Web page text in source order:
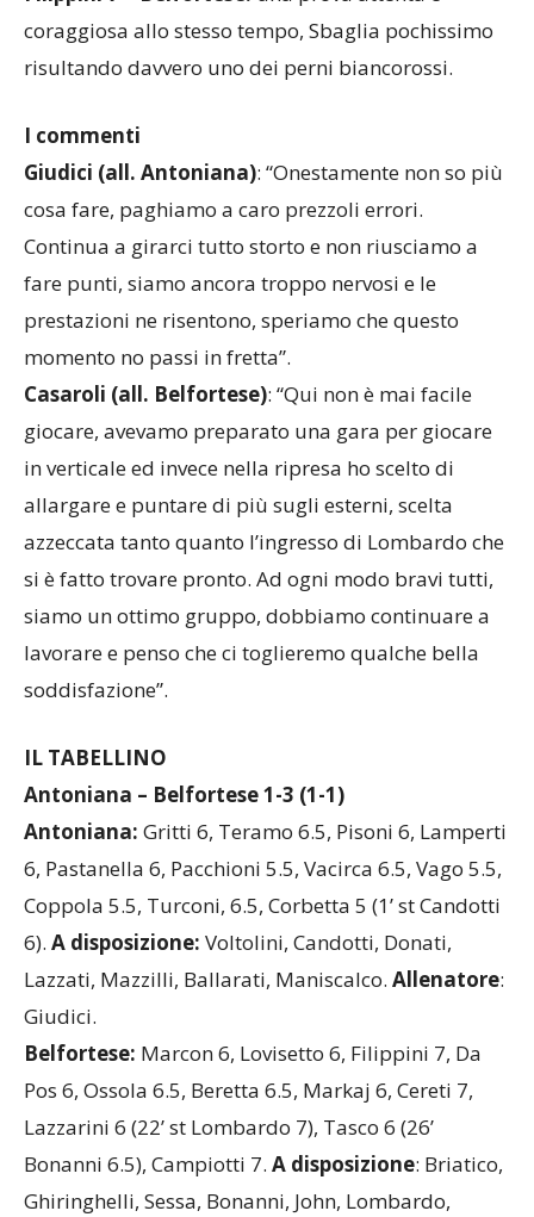
coraggiosa allo stesso tempo, Sbaglia pochissimo
risultando davvero uno dei perni biancorossi.
I commenti
Giudici (all. Antoniana): “Onestamente non so più
cosa fare, paghiamo a caro prezzoli errori.
Continua a girarci tutto storto e non riusciamo a
fare punti, siamo ancora troppo nervosi e le
prestazioni ne risentono, speriamo che questo
momento no passi in fretta”.
Casaroli (all. Belfortese): “Qui non è mai facile
giocare, avevamo preparato una gara per giocare
in verticale ed invece nella ripresa ho scelto di
allargare e puntare di più sugli esterni, scelta
azzeccata tanto quanto l’ingresso di Lombardo che
si è fatto trovare pronto. Ad ogni modo bravi tutti,
siamo un ottimo gruppo, dobbiamo continuare a
lavorare e penso che ci toglieremo qualche bella
soddisfazione”.
IL TABELLINO
Antoniana – Belfortese 1-3 (1-1)
Antoniana: Gritti 6, Teramo 6.5, Pisoni 6, Lamperti
6, Pastanella 6, Pacchioni 5.5, Vacirca 6.5, Vago 5.5,
Coppola 5.5, Turconi, 6.5, Corbetta 5 (1’ st Candotti
6). A disposizione: Voltolini, Candotti, Donati,
Lazzati, Mazzilli, Ballarati, Maniscalco. Allenatore:
Giudici.
Belfortese: Marcon 6, Lovisetto 6, Filippini 7, Da
Pos 6, Ossola 6.5, Beretta 6.5, Markaj 6, Cereti 7,
Lazzarini 6 (22’ st Lombardo 7), Tasco 6 (26’
Bonanni 6.5), Campiotti 7. A disposizione: Briatico,
Ghiringhelli, Sessa, Bonanni, John, Lombardo,